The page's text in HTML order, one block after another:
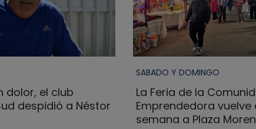
dolor, el club
despidió a Néstor
SABADO Y DOMINGO
La Feria de la
Emprendedora vuelve
semana a Plaza